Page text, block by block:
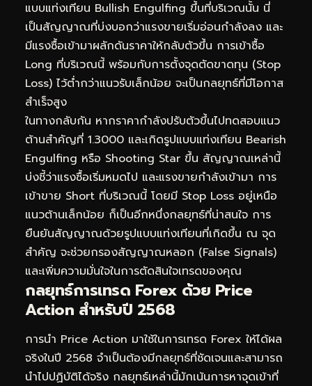
แบบแท่งเทียน Bullish Engulfing ขึ้นที่บริเวณนั้น นี่
เป็นสัญญาณที่บ่งบอกว่าแรงขายเริ่มอ่อนกำลังลง และ
มีแรงซื้อเข้ามาผลักดันราคาให้กลับตัวขึ้น การเข้าซื้อ
Long ที่บริเวณนี้ พร้อมกับการตั้งจุดตัดขาดทุน (Stop
Loss) ไว้ต่ำกว่าแนวรับเล็กน้อย จะเป็นกลยุทธ์ที่มีโอกาส
สำเร็จสูง
ในทางกลับกัน หากราคากำลังปรับตัวขึ้นไปทดสอบแนว
ต้านสำคัญที่ 1.3000 และเกิดรูปแบบแท่งเทียน Bearish
Engulfing หรือ Shooting Star ขึ้น สัญญาณเหล่านี้
บ่งชี้ว่าแรงซื้อเริ่มหมดไป และแรงขายกำลังเข้ามา การ
เข้าขาย Short ที่บริเวณนี้ โดยมี Stop Loss อยู่เหนือ
แนวต้านเล็กน้อย ก็เป็นอีกหนึ่งกลยุทธ์ที่น่าสนใจ การ
ยืนยันสัญญาณด้วยรูปแบบแท่งเทียนที่เกิดขึ้น ณ จุด
สำคัญ จะช่วยกรองสัญญาณหลอก (False Signals)
และเพิ่มความมั่นใจในการตัดสินใจเทรดของคุณ
กลยุทธ์การเทรด Forex ด้วย Price
Action สำหรับปี 2568
การนำ Price Action มาใช้ในการเทรด Forex ให้ได้ผล
จริงในปี 2568 จำเป็นต้องมีกลยุทธ์ที่ชัดเจนและสามารถ
นำไปปฏิบัติได้จริง กลยุทธ์เหล่านี้มักเน้นการหาจุดเข้าที่